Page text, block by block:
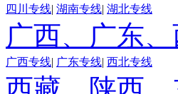
四川专线| 湖南专线| 湖北专线
广西、广东
广西专线| 广东专线| 西北专线